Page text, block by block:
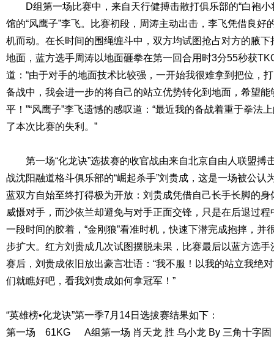
D组第一场比赛中，来自天行健搏击散打俱乐部的“白袍小
馆的“风鹰子”李飞。比赛初段，周涛主动出击，李飞凭借良好
机而动。在长时间的围绳缠斗中，双方均试图抢占对方的腋
地面，蓝方选手周涛以地面砸拳在第一回合用时3分55秒获
道：“由于对手的地面技术比较强，一开始我很难拿到把位，
备战中，我会进一步的将自己的站立优势转化到地面，希望
平！”“风鹰子”李飞遗憾的感叹道：“最近我的备战着重于拳法
了本次比赛的失利。”
第一场“化龙诀”选拔赛的收官战由来自北京自由人联盟搏
战沈阳融道格斗俱乐部的“崛起杀手”刘贵成，这是一场被公认
蓝双方自始至终打得极为开放：刘贵成凭借自己长手长脚的
威慑对手，而沙依兰却避免与对手正面交锋，只是在后退过
一段时间的胶着，“金刚狼”看准时机，快速下潜完成抱摔，并
步扩大。红方刘贵成几次试图摆脱未果，比赛最后以蓝方选
赛后，刘贵成依旧放出豪言壮语：“我不服！以我的站立我绝
们就瞧好吧，看我刘贵成如何拿冠军！”
“英雄榜•化龙诀”第一季7月14日选拔赛结果如下：
第一场
61KG
A组第一场 肖天龙 胜 乌小龙 By 三角十字